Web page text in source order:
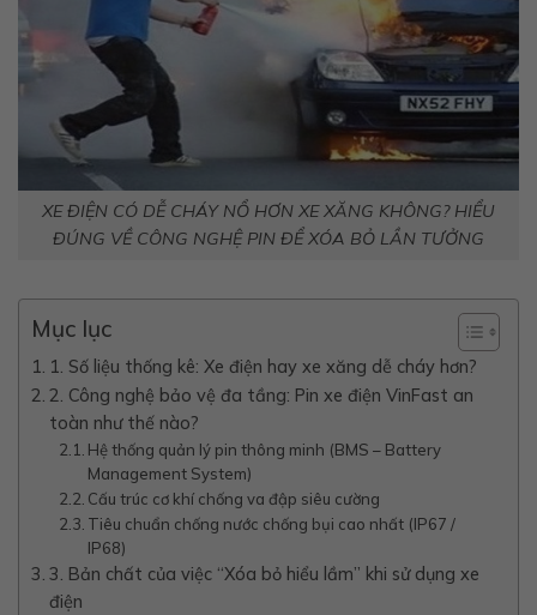
XE ĐIỆN CÓ DỄ CHÁY NỔ HƠN XE XĂNG KHÔNG? HIỂU
ĐÚNG VỀ CÔNG NGHỆ PIN ĐỂ XÓA BỎ LẦN TƯỞNG
Mục lục
1. Số liệu thống kê: Xe điện hay xe xăng dễ cháy hơn?
2. Công nghệ bảo vệ đa tầng: Pin xe điện VinFast an
toàn như thế nào?
Hệ thống quản lý pin thông minh (BMS – Battery
Management System)
Cấu trúc cơ khí chống va đập siêu cường
Tiêu chuẩn chống nước chống bụi cao nhất (IP67 /
IP68)
3. Bản chất của việc “Xóa bỏ hiểu lầm” khi sử dụng xe
điện